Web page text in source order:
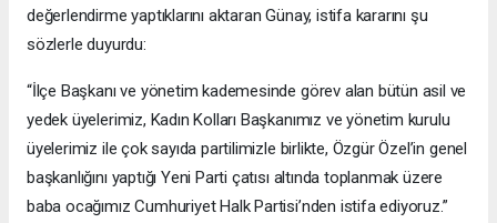
değerlendirme yaptıklarını aktaran Günay, istifa kararını şu
sözlerle duyurdu:
“İlçe Başkanı ve yönetim kademesinde görev alan bütün asil ve
yedek üyelerimiz, Kadın Kolları Başkanımız ve yönetim kurulu
üyelerimiz ile çok sayıda partilimizle birlikte, Özgür Özel’in genel
başkanlığını yaptığı Yeni Parti çatısı altında toplanmak üzere
baba ocağımız Cumhuriyet Halk Partisi’nden istifa ediyoruz.”